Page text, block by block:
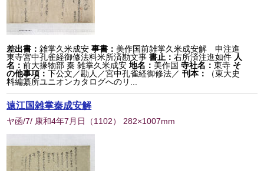
差出書：雑掌久米成安 事書： 美作国前雑掌久米成安解 申注進
東寺宮中孔雀経御修法料米所済勘文事 書止：右所済注進如件 人
名：前大掾物部 秦 雑掌久米成安 地名： 美作国 寺社名：東寺 そ
の他事項：下公文／勘人／宮中孔雀経御修法／刊本：
（東大史
料編纂所ユニオンカタログへのリ...
遠江国雑掌秦成安解
ヤ函/7/ 康和4年7月日 （1102） 282×1007mm